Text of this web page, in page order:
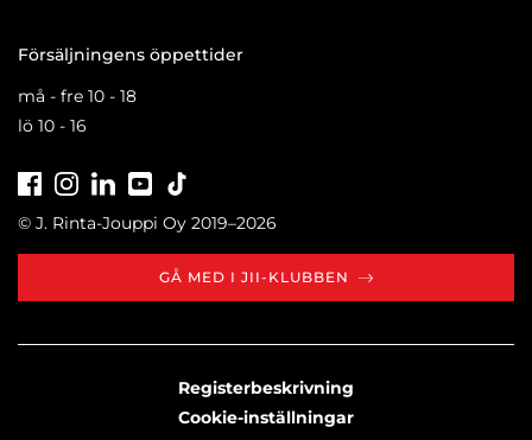
Försäljningens öppettider
må - fre 10 - 18
lö 10 - 16
FacebookInstagramLinkedInYoutube
© J. Rinta-Jouppi Oy 2019–2026
GÅ MED I JII-KLUBBEN
Registerbeskrivning
Cookie-inställningar